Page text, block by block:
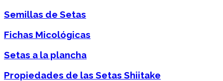
Semillas de Setas
Fichas Micológicas
Setas a la plancha
Propiedades de las Setas Shiitake